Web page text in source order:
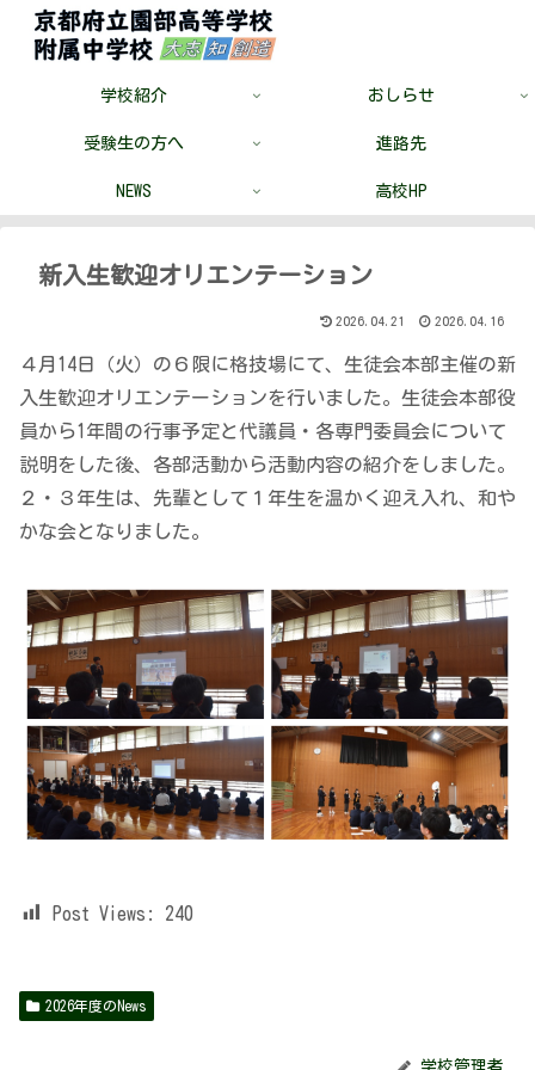
学校紹介 おしらせ
受験生の方へ 進路先
NEWS 高校HP
新入生歓迎オリエンテーション
2026.04.21 2026.04.16
４月14日（火）の６限に格技場にて、生徒会本部主催の新
入生歓迎オリエンテーションを行いました。生徒会本部役
員から1年間の行事予定と代議員・各専門委員会について
説明をした後、各部活動から活動内容の紹介をしました。
２・３年生は、先輩として１年生を温かく迎え入れ、和や
かな会となりました。
Post Views: 240
2026年度のNews
学校管理者